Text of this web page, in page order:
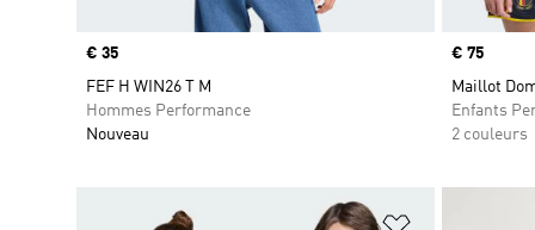
Prix
€ 35
FEF H WIN26 T M
Hommes Performance
Nouveau
Prix
€ 75
Maillot
Enfants
2 couleurs
Ajouter à la